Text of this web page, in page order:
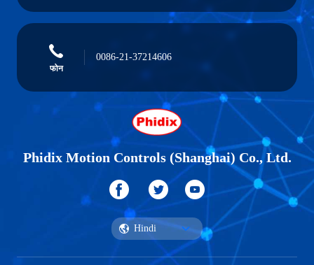
फोन
0086-21-37214606
Phidix Motion Controls (Shanghai) Co., Ltd.
Hindi